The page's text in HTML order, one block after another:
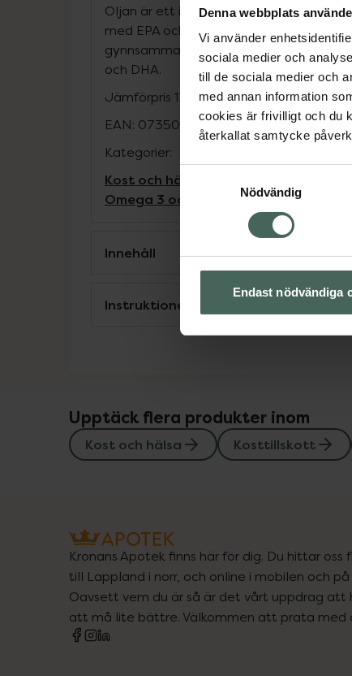
Denna webbplats
Vi använder
sociala medier och
till de sociala medier och
med annan information
cookies är frivilligt och du
återkallat samtycke
Samtyckesval
Nödvändig
Endast nödvändiga
Oljan är ett icke-koncentrat och
med EPA och DHA som bidrar till
gynnsamma effekten uppnås vid ett
och DHA.
Jämförpris 1395,02 kr/l
EAN: 07350076867131
Kategorier:
Kost och hälsa
Omega 3 och fettsyrorOmega 3 och
Innehåll
Instruktioner
Upptäck flera produkter inom
Kost och hälsa Kosttillskott
Kronans Apotek finns här för dig. Du hittar oss
till Lappland i norr, och online i mobilen och
Oavsett vem du är så är det vårt uppdrag att
att må lite bättre. Välkommen att prata med